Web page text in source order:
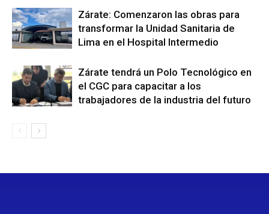
Zárate: Comenzaron las obras para
transformar la Unidad Sanitaria de
Lima en el Hospital Intermedio
Zárate tendrá un Polo Tecnológico en
el CGC para capacitar a los
trabajadores de la industria del futuro